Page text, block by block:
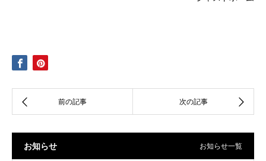
お知らせ お知らせ一覧